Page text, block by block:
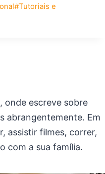
#Tutoriais e
onde escreve sobre
abrangentemente. Em
assistir filmes, correr,
com a sua família.